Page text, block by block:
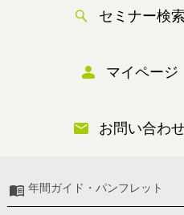
セミナー検索
マイページ
お問い合わ
年間ガイド・パンフレット
「検索」からお探しくだ
【新企画】人手不足やイ
どう対応しますか？
要員計画と
人にまつわる計画を自社